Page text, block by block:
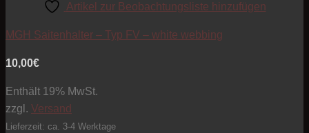
Artikel zur Beobachtungsliste hinzufügen
MGH Saitenhalter – Typ FV – white webbing
10,00€
Enthält 19% MwSt.
zzgl. Versand
Lieferzeit: ca. 3-4 Werktage